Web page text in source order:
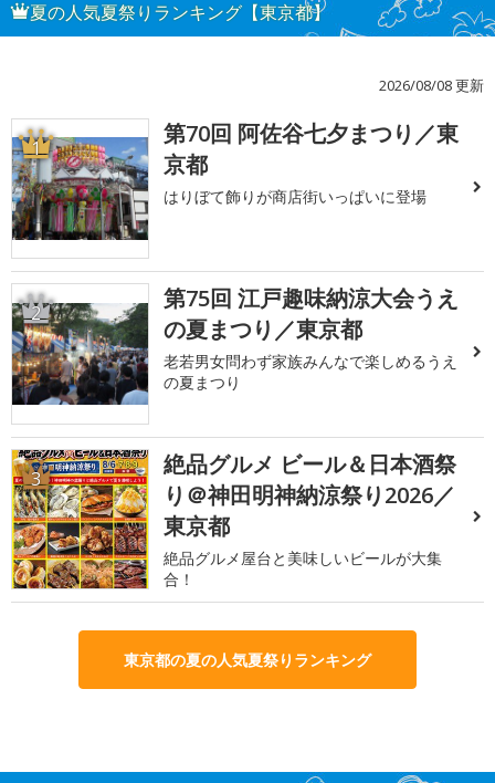
夏の人気夏祭りランキング【東京都】
2026/08/08 更新
1
第70回 阿佐谷七夕まつり／東
京都
はりぼて飾りが商店街いっぱいに登場
2
第75回 江戸趣味納涼大会うえ
の夏まつり／東京都
老若男女問わず家族みんなで楽しめるうえ
の夏まつり
3
絶品グルメ ビール＆日本酒祭
り＠神田明神納涼祭り2026／
東京都
絶品グルメ屋台と美味しいビールが大集
合！
東京都の夏の人気夏祭りランキング